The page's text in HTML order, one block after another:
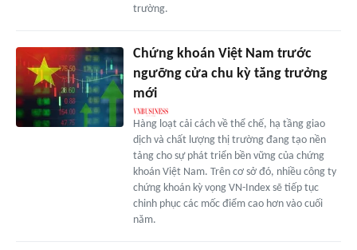
trường.
Chứng khoán Việt Nam trước
ngưỡng cửa chu kỳ tăng trưởng
mới
Hàng loạt cải cách về thể chế, hạ tầng giao
dịch và chất lượng thị trường đang tạo nền
tảng cho sự phát triển bền vững của chứng
khoán Việt Nam. Trên cơ sở đó, nhiều công ty
chứng khoán kỳ vọng VN-Index sẽ tiếp tục
chinh phục các mốc điểm cao hơn vào cuối
năm.